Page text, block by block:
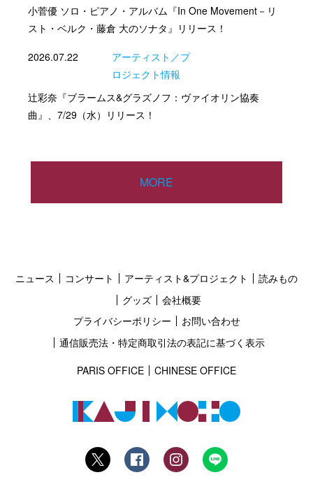
小菅優 ソロ・ピアノ・アルバム『In One Movement－リ
スト・ベルク・藤倉 大のソナタ』リリース！
2026.07.22
アーティスト／プ
ロジェクト情報
辻彩奈『ブラームス&グラズノフ：ヴァイオリン協奏
曲』、7/29（水）リリース！
MORE
ニュース コンサート アーティスト&プロジェクト
読みもの
グッズ
会社概要
プライバシーポリシー
お問い合わせ
通信販売法・特定商取引法の表記に基づく表示
PARIS OFFICE
CHINESE OFFICE